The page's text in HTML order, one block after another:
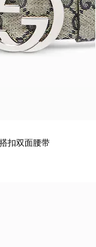
扣双面腰带